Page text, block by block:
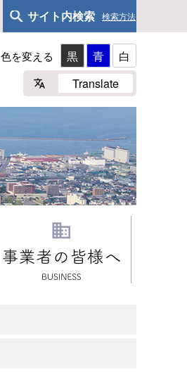
サイト内検索 検索方法
色を変える 黒 青
白
Translate